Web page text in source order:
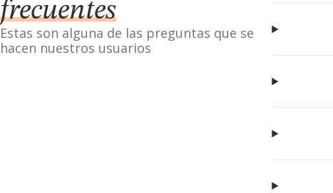
frecuentes
Estas son alguna de las preguntas que se
hacen nuestros usuarios